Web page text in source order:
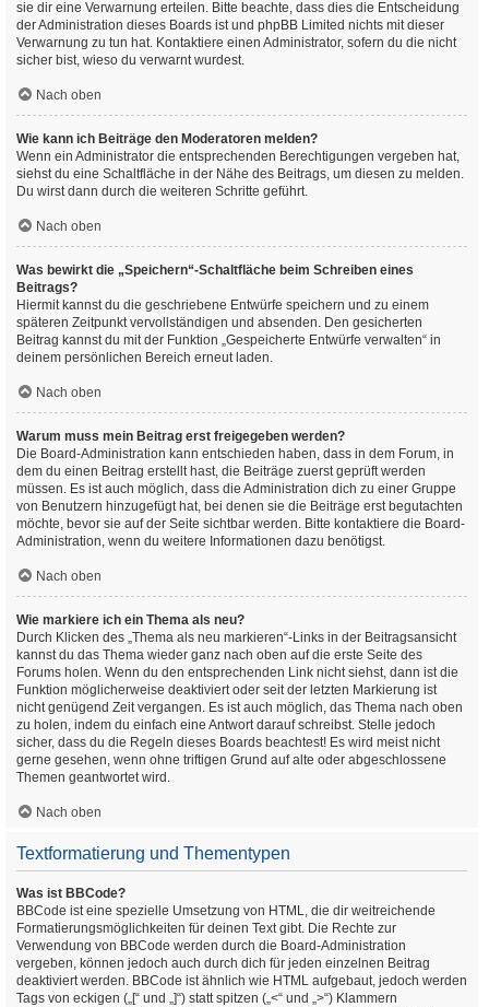
sie dir eine Verwarnung erteilen. Bitte beachte, dass dies die Entscheidung
der Administration dieses Boards ist und phpBB Limited nichts mit dieser
Verwarnung zu tun hat. Kontaktiere einen Administrator, sofern du die nicht
sicher bist, wieso du verwarnt wurdest.
Nach oben
Wie kann ich Beiträge den Moderatoren melden?
Wenn ein Administrator die entsprechenden Berechtigungen vergeben hat,
siehst du eine Schaltfläche in der Nähe des Beitrags, um diesen zu melden.
Du wirst dann durch die weiteren Schritte geführt.
Nach oben
Was bewirkt die „Speichern“-Schaltfläche beim Schreiben eines
Beitrags?
Hiermit kannst du die geschriebene Entwürfe speichern und zu einem
späteren Zeitpunkt vervollständigen und absenden. Den gesicherten
Beitrag kannst du mit der Funktion „Gespeicherte Entwürfe verwalten“ in
deinem persönlichen Bereich erneut laden.
Nach oben
Warum muss mein Beitrag erst freigegeben werden?
Die Board-Administration kann entschieden haben, dass in dem Forum, in
dem du einen Beitrag erstellt hast, die Beiträge zuerst geprüft werden
müssen. Es ist auch möglich, dass die Administration dich zu einer Gruppe
von Benutzern hinzugefügt hat, bei denen sie die Beiträge erst begutachten
möchte, bevor sie auf der Seite sichtbar werden. Bitte kontaktiere die Board-
Administration, wenn du weitere Informationen dazu benötigst.
Nach oben
Wie markiere ich ein Thema als neu?
Durch Klicken des „Thema als neu markieren“-Links in der Beitragsansicht
kannst du das Thema wieder ganz nach oben auf die erste Seite des
Forums holen. Wenn du den entsprechenden Link nicht siehst, dann ist die
Funktion möglicherweise deaktiviert oder seit der letzten Markierung ist
nicht genügend Zeit vergangen. Es ist auch möglich, das Thema nach oben
zu holen, indem du einfach eine Antwort darauf schreibst. Stelle jedoch
sicher, dass du die Regeln dieses Boards beachtest! Es wird meist nicht
gerne gesehen, wenn ohne triftigen Grund auf alte oder abgeschlossene
Themen geantwortet wird.
Nach oben
Textformatierung und Thementypen
Was ist BBCode?
BBCode ist eine spezielle Umsetzung von HTML, die dir weitreichende
Formatierungsmöglichkeiten für deinen Text gibt. Die Rechte zur
Verwendung von BBCode werden durch die Board-Administration
vergeben, können jedoch auch durch dich für jeden einzelnen Beitrag
deaktiviert werden. BBCode ist ähnlich wie HTML aufgebaut, jedoch werden
Tags von eckigen („[“ und „]“) statt spitzen („<“ und „>“) Klammern